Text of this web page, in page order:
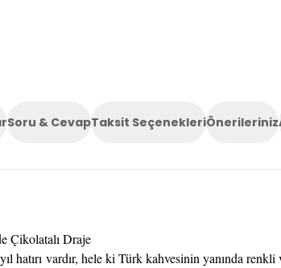
Soru & CevapTaksit SeçenekleriÖnerileriniz
Çikolatalı Draje
hatırı vardır, hele ki Türk kahvesinin yanında